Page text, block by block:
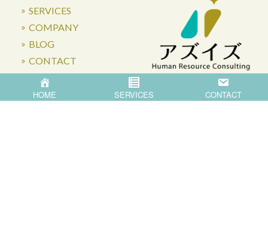
SERVICES
COMPANY
BLOG
CONTACT
〒871-0007 大分県中津市蛎瀬770
HOME SERVICES CONTACT